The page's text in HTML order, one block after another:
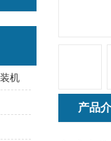
产品
机